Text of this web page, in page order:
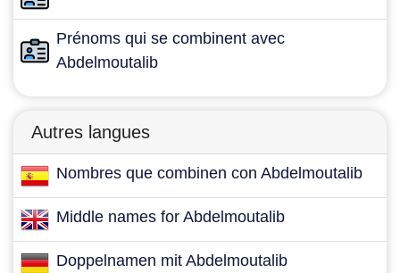
Prénoms qui se combinent avec
Abdelmoutalib
Autres langues
Nombres que combinen con Abdelmoutalib
Middle names for Abdelmoutalib
Doppelnamen mit Abdelmoutalib